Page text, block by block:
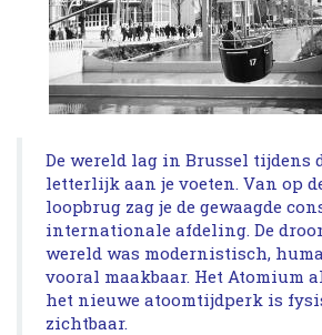
De wereld lag in Brussel tijdens
letterlijk aan je voeten. Van op
loopbrug zag je de gewaagde
internationale afdeling. De
wereld was modernistisch,
vooral maakbaar. Het Atomium
het nieuwe atoomtijdperk is
zichtbaar.